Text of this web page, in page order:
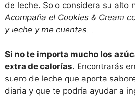
de leche. Solo considera su alto
Acompaña el Cookies & Cream
y leche y me cuentas…
Si no te importa mucho los
extra de calorías. Encontrarás
suero de leche que aporta
diaria y que te podría ayudar a